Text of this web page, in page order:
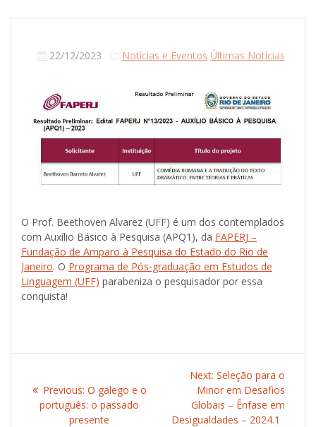
22/12/2023 Notícias e Eventos Últimas Notícias
O Prof. Beethoven Alvarez (UFF) é um dos contemplados
com Auxílio Básico à Pesquisa (APQ1), da FAPERJ –
Fundação de Amparo à Pesquisa do Estado do Rio de
Janeiro. O Programa de Pós-graduação em Estudos de
Linguagem (UFF) parabeniza o pesquisador por essa
conquista!
navigation
Previous: Previous
post:
O galego e o
português: o passado
presente
Next: Next
post:
Seleção para o
Minor em Desafios
Globais – Ênfase em
Desigualdades – 2024.1